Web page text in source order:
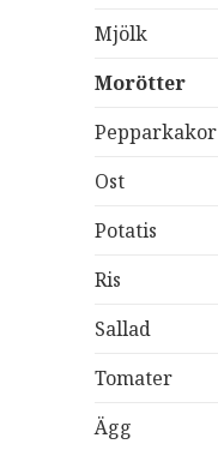
Mjölk
Morötter
Pepparkakor
Ost
Potatis
Ris
Sallad
Tomater
Ägg